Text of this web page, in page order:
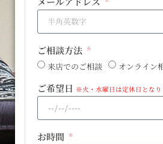
ご相談方法
来店でのご相談 オンライン
ご希望日 ※火・水曜日は定休日となり
お時間